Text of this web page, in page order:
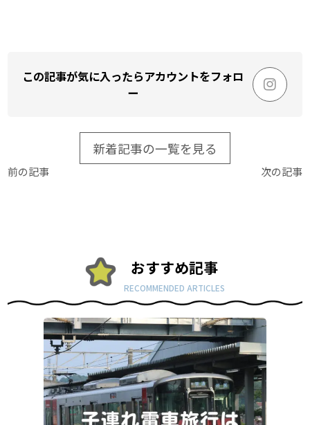
この記事が気に入ったらアカウントをフォロ
ー
新着記事の一覧を見る
前の記事 次の記事
おすすめ記事
RECOMMENDED ARTICLES